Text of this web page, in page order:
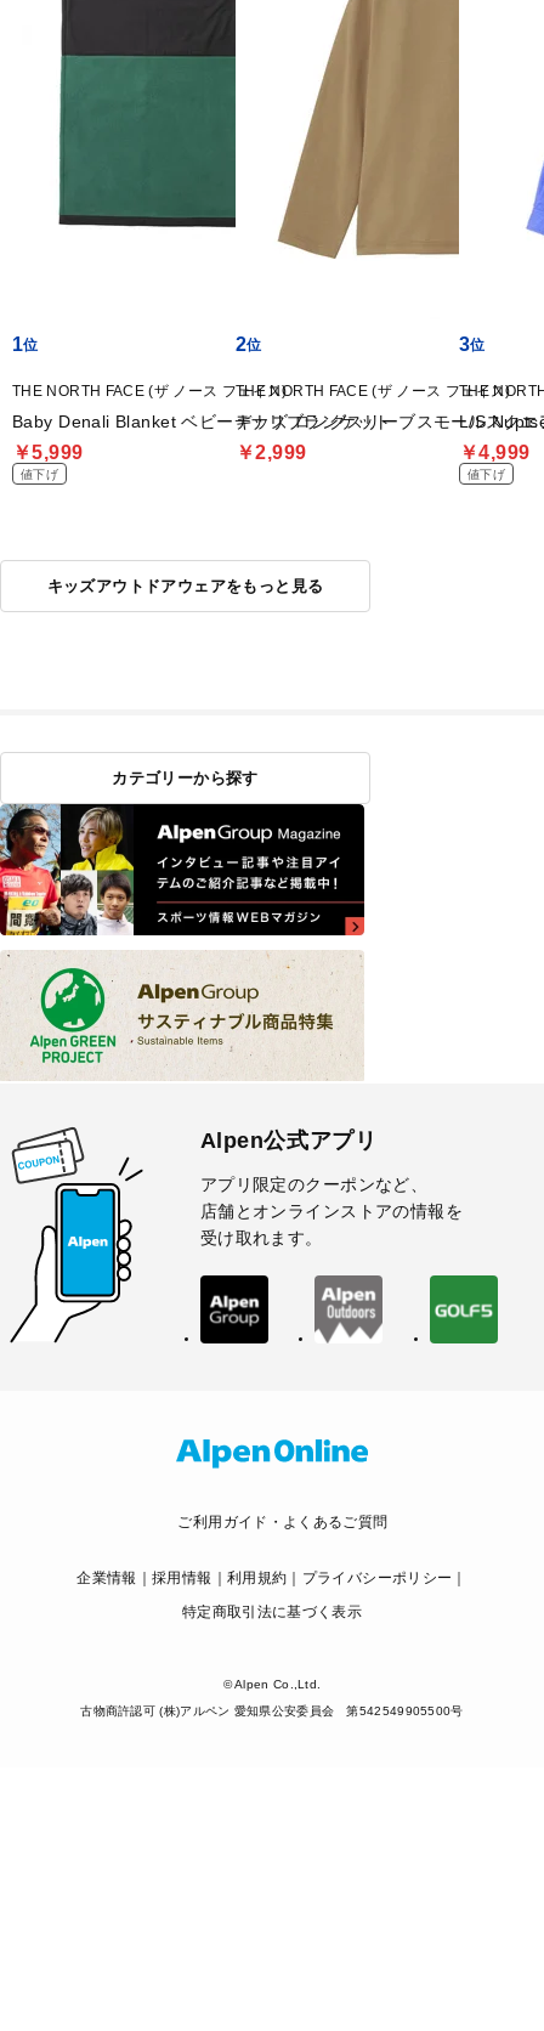
1
THE NORTH FACE (ザ ノース フェイス)
Baby Denali Blanket ベビーデナリブランケット
￥5,999
値下げ
2
THE NORTH FACE (ザ ノース フェイス)
キッズ ロングスリーブスモールスクエ
￥2,999
3
THE
L/S
￥4,999
値下げ
キッズアウトドアウェアをもっと見る
カテゴリーから探す
Alpen公式アプリ
アプリ限定のクーポンなど、
店舗とオンラインストアの情報を
受け取れます。
ご利用ガイド・よくあるご質問
企業情報 採用情報 利用規約
プライバシーポリシー
特定商取引法に基づく表示
© Alpen Co.,Ltd.
古物商許認可 (株)アルペン 愛知県公安委員会 第542549905500号